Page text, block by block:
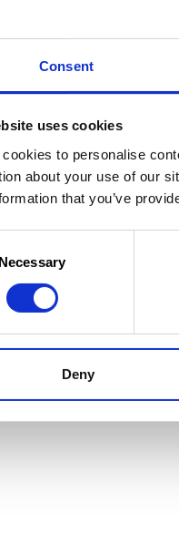
Consent
uses cookies
cookies to personalise
about your use of our
that you’ve
Necessary
Deny
de l’Enfance et de la